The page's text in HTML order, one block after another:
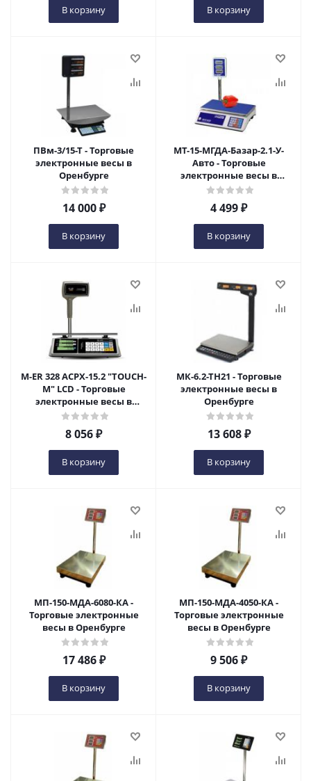
В корзину В корзину
ПВм-3/15-Т - Торговые
электронные весы в
Оренбурге
14 000₽
В корзину
МТ-15-МГДА-Базар-2.1-У-
Авто - Торговые
электронные весы в
Оренбурге
4 499₽
В корзину
M-ER 328 ACPX-15.2 "TOUCH-
M" LCD - Торговые
электронные весы в
Оренбурге
8 056₽
В корзину
МК-6.2-ТН21 - Торговые
электронные весы в
Оренбурге
13 608₽
В корзину
МП-150-МДА-6080-КА -
Торговые электронные
весы в Оренбурге
17 486₽
В корзину
МП-150-МДА-4050-КА -
Торговые электронные
весы в Оренбурге
9 506₽
В корзину